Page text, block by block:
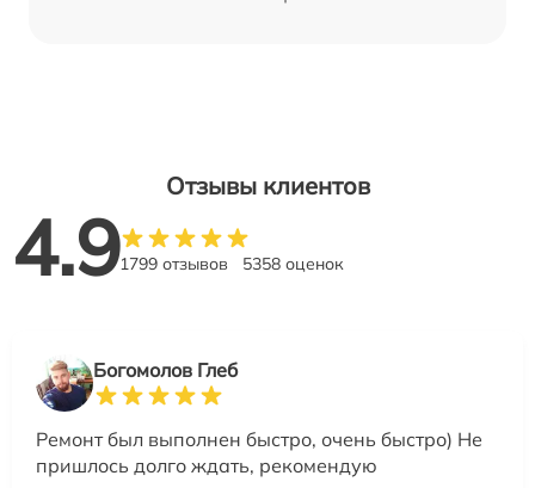
Отзывы клиентов
4.91799 отзывов 5358 оценок
Богомолов Глеб
Ремонт был выполнен быстро, очень быстро) Не
пришлось долго ждать, рекомендую